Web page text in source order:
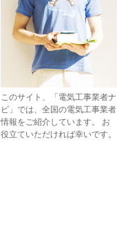
このサイト、「電気工事業者ナ
ビ」では、全国の電気工事業者
情報をご紹介しています。 お
役立ていただければ幸いです。